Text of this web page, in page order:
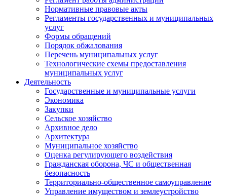
Нормативные правовые акты
Регламенты государственных и муниципальных
услуг
Формы обращений
Порядок обжалования
Перечень муниципальных услуг
Технологические схемы предоставления
муниципальных услуг
Деятельность
Государственные и муниципальные услуги
Экономика
Закупки
Сельское хозяйство
Архивное дело
Архитектура
Муниципальное хозяйство
Оценка регулирующего воздействия
Гражданская оборона, ЧС и общественная
безопасность
Территориально-общественное самоуправление
Управление имуществом и землеустройство